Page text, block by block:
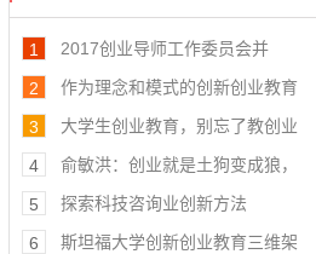
2017创业导师工作委员会并
1
作为理念和模式的创新创业教育
2
大学生创业教育，别忘了教创业
3
俞敏洪：创业就是土狗变成狼，
4
探索科技咨询业创新方法
5
斯坦福大学创新创业教育三维架
6